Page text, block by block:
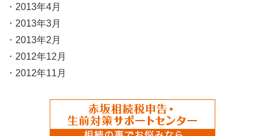
2013年4月
2013年3月
2013年2月
2012年12月
2012年11月